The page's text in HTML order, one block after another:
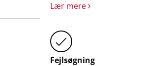
Lær mere
Fejlsøgning